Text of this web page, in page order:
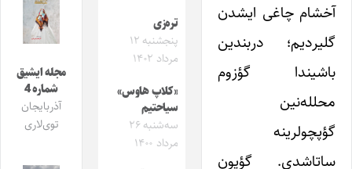
آخشام چاغی ایشدن
گلیردیم؛ دربندین
باشیندا گؤزوم
محلله‌نین
گؤپچولرینه
ساتاشدی. گؤپون
تره‌زی
پنجشنبه ۱۲
مرداد ۱۴۰۲
«کلاپ هاوس»
سیاحتیم
سه‌شنبه ۲۶
مرداد ۱۴۰۰
مجله ایشیق
شماره 4
آذربایجان
توی‌لاری